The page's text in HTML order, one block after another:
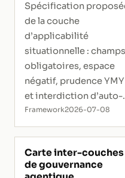
Spécification
de la couche
d’applicabilité
situationnelle : champs
obligatoires, espace
négatif, prudence
et interdiction d’auto-
mesure.
Framework2026-07-08
Carte inter-couches
de gouvernance